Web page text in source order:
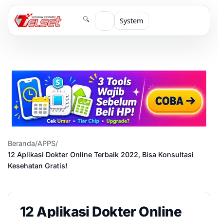
🔍 System
Beranda/APPS/
12 Aplikasi Dokter Online Terbaik 2022, Bisa Konsultasi
Kesehatan Gratis!
12 Aplikasi Dokter Online